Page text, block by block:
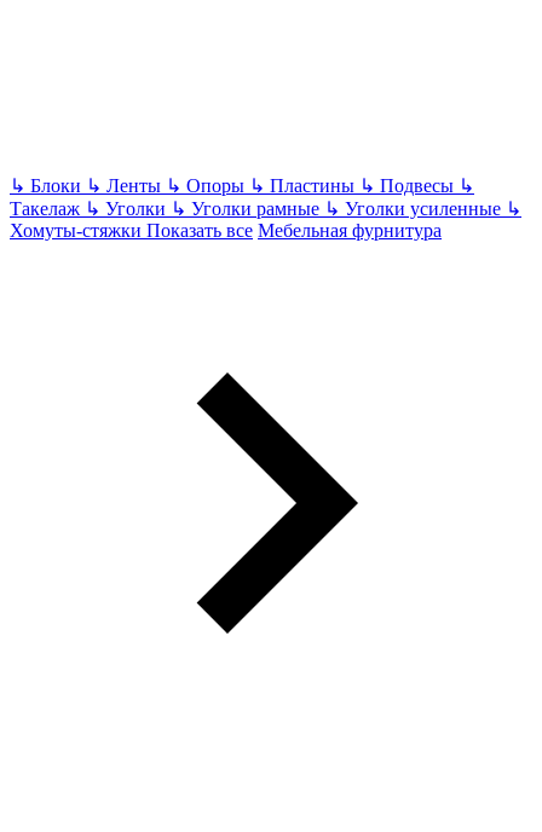
↳ Блоки ↳ Ленты ↳ Опоры ↳ Пластины ↳ Подвесы ↳
Такелаж ↳ Уголки ↳ Уголки рамные ↳ Уголки усиленные ↳
Хомуты-стяжки Показать все Мебельная фурнитура